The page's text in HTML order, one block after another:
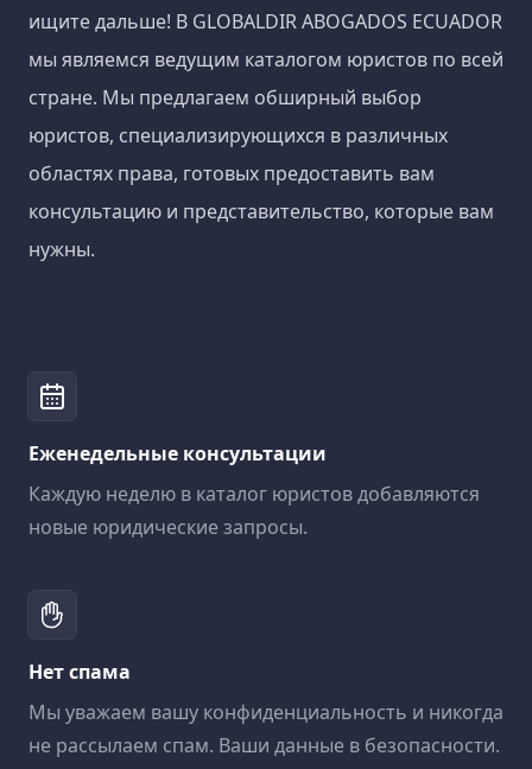
ищите дальше! В GLOBALDIR ABOGADOS ECUADOR
мы являемся ведущим каталогом юристов по всей
стране. Мы предлагаем обширный выбор
юристов, специализирующихся в различных
областях права, готовых предоставить вам
консультацию и представительство, которые вам
нужны.
Еженедельные консультации
Каждую неделю в каталог юристов добавляются
новые юридические запросы.
Нет спама
Мы уважаем вашу конфиденциальность и никогда
не рассылаем спам. Ваши данные в безопасности.